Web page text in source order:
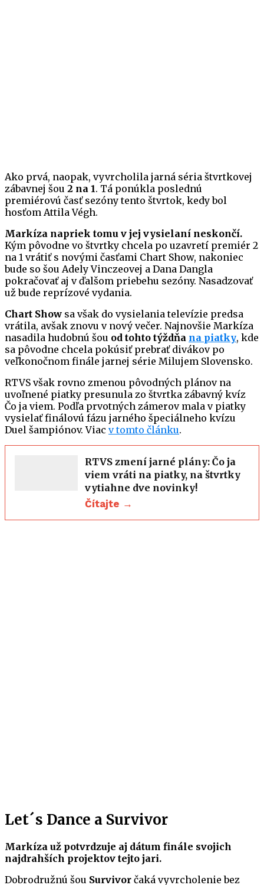
Ako prvá, naopak, vyvrcholila jarná séria štvrtkovej
zábavnej šou 2 na 1. Tá ponúkla poslednú
premiérovú časť sezóny tento štvrtok, kedy bol
hosťom Attila Végh.
Markíza napriek tomu v jej vysielaní neskončí.
Kým pôvodne vo štvrtky chcela po uzavretí premiér 2
na 1 vrátiť s novými časťami Chart Show, nakoniec
bude so šou Adely Vinczeovej a Dana Dangla
pokračovať aj v ďalšom priebehu sezóny. Nasadzovať
už bude reprízové vydania.
Chart Show sa však do vysielania televízie predsa
vrátila, avšak znovu v nový večer. Najnovšie Markíza
nasadila hudobnú šou od tohto týždňa na piatky, kde
sa pôvodne chcela pokúsiť prebrať divákov po
veľkonočnom finále jarnej série Milujem Slovensko.
RTVS však rovno zmenou pôvodných plánov na
uvoľnené piatky presunula zo štvrtka zábavný kvíz
Čo ja viem. Podľa prvotných zámerov mala v piatky
vysielať finálovú fázu jarného špeciálneho kvízu
Duel šampiónov. Viac v tomto článku.
RTVS zmení jarné plány: Čo ja
viem vráti na piatky, na štvrtky
vytiahne dve novinky!
Čítajte →
Let´s Dance a Survivor
Markíza už potvrdzuje aj dátum finále svojich
najdrahších projektov tejto jari.
Dobrodružnú šou Survivor čaká vyvrcholenie bez